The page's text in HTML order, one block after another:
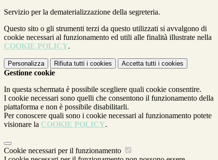
Servizio per la dematerializzazione della segreteria.
Questo sito o gli strumenti terzi da questo utilizzati si avvalgono di
cookie necessari al funzionamento ed utili alle finalità illustrate nella
COOKIE POLICY.
Personalizza Rifiuta tutti i cookies Accetta tutti i cookies
Gestione cookie
In questa schermata è possibile scegliere quali cookie consentire.
I cookie necessari sono quelli che consentono il funzionamento della
piattaforma e non è possibile disabilitarli.
Per conoscere quali sono i cookie necessari al funzionamento potete
visionare la COOKIE POLICY.
Cookie necessari per il funzionamento